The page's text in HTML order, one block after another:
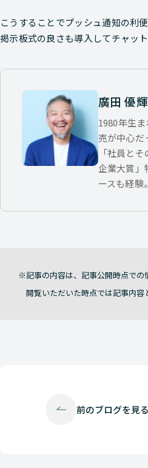
こうすることでプッシュ通知の利
掲示板式の良さも導入してチャッ
廣田 優輝
1980年生
売が中心だ
「社員とそ
企業大賞」
ースも経験。
記事の内容は、記事公開時点での
閲覧いただいた時点では記事内容
前のブログを見る